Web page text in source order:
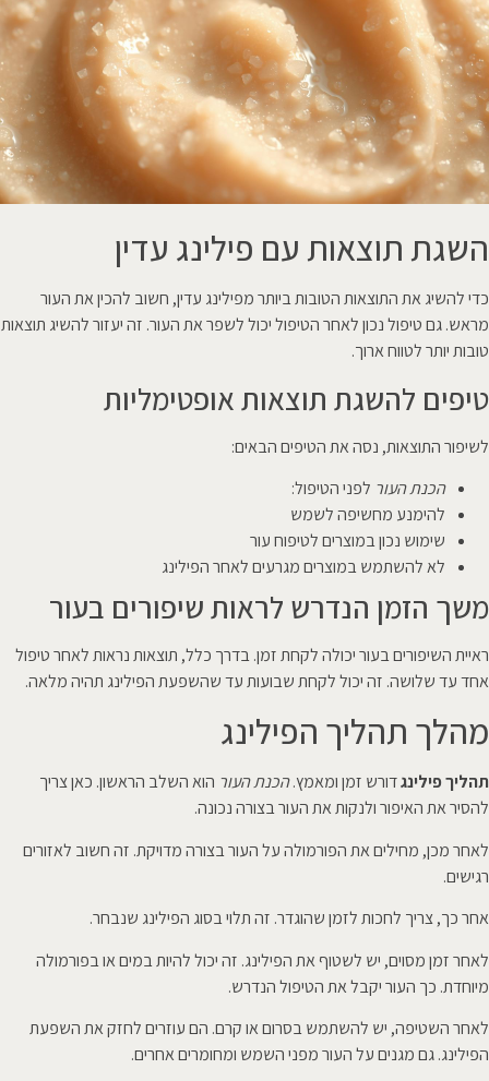
השגת תוצאות עם פילינג עדין
כדי להשיג את התוצאות הטובות ביותר מפילינג עדין, חשוב להכין את העור
מראש. גם טיפול נכון לאחר הטיפול יכול לשפר את העור. זה יעזור להשיג תוצאות
טובות יותר לטווח ארוך.
טיפים להשגת תוצאות אופטימליות
לשיפור התוצאות, נסה את הטיפים הבאים:
הכנת העור לפני הטיפול:
להימנע מחשיפה לשמש
שימוש נכון במוצרים לטיפוח עור
לא להשתמש במוצרים מגרעים לאחר הפילינג
משך הזמן הנדרש לראות שיפורים בעור
ראיית השיפורים בעור יכולה לקחת זמן. בדרך כלל, תוצאות נראות לאחר טיפול
אחד עד שלושה. זה יכול לקחת שבועות עד שהשפעת הפילינג תהיה מלאה.
מהלך תהליך הפילינג
תהליך פילינגדורש זמן ומאמץ.הכנת העור הוא השלב הראשון. כאן צריך
להסיר את האיפור ולנקות את העור בצורה נכונה.
לאחר מכן, מחילים את הפורמולה על העור בצורה מדויקת. זה חשוב לאזורים
רגישים.
אחר כך, צריך לחכות לזמן שהוגדר. זה תלוי בסוג הפילינג שנבחר.
לאחר זמן מסוים, יש לשטוף את הפילינג. זה יכול להיות במים או בפורמולה
מיוחדת. כך העור יקבל את הטיפול הנדרש.
לאחר השטיפה, יש להשתמש בסרום או קרם. הם עוזרים לחזק את השפעת
הפילינג. גם מגנים על העור מפני השמש ומחומרים אחרים.